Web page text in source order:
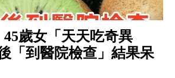
歲女「天天吃奇異
「到醫院檢查」結果呆